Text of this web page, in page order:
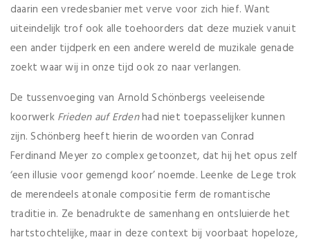
daarin een vredesbanier met verve voor zich hief. Want
uiteindelijk trof ook alle toehoorders dat deze muziek vanuit
een ander tijdperk en een andere wereld de muzikale genade
zoekt waar wij in onze tijd ook zo naar verlangen.
De tussenvoeging van Arnold Schönbergs veeleisende
koorwerk Frieden auf Erdenhad niet toepasselijker kunnen
zijn. Schönberg heeft hierin de woorden van Conrad
Ferdinand Meyer zo complex getoonzet, dat hij het opus zelf
‘een illusie voor gemengd koor’ noemde. Leenke de Lege trok
de merendeels atonale compositie ferm de romantische
traditie in. Ze benadrukte de samenhang en ontsluierde het
hartstochtelijke, maar in deze context bij voorbaat hopeloze,